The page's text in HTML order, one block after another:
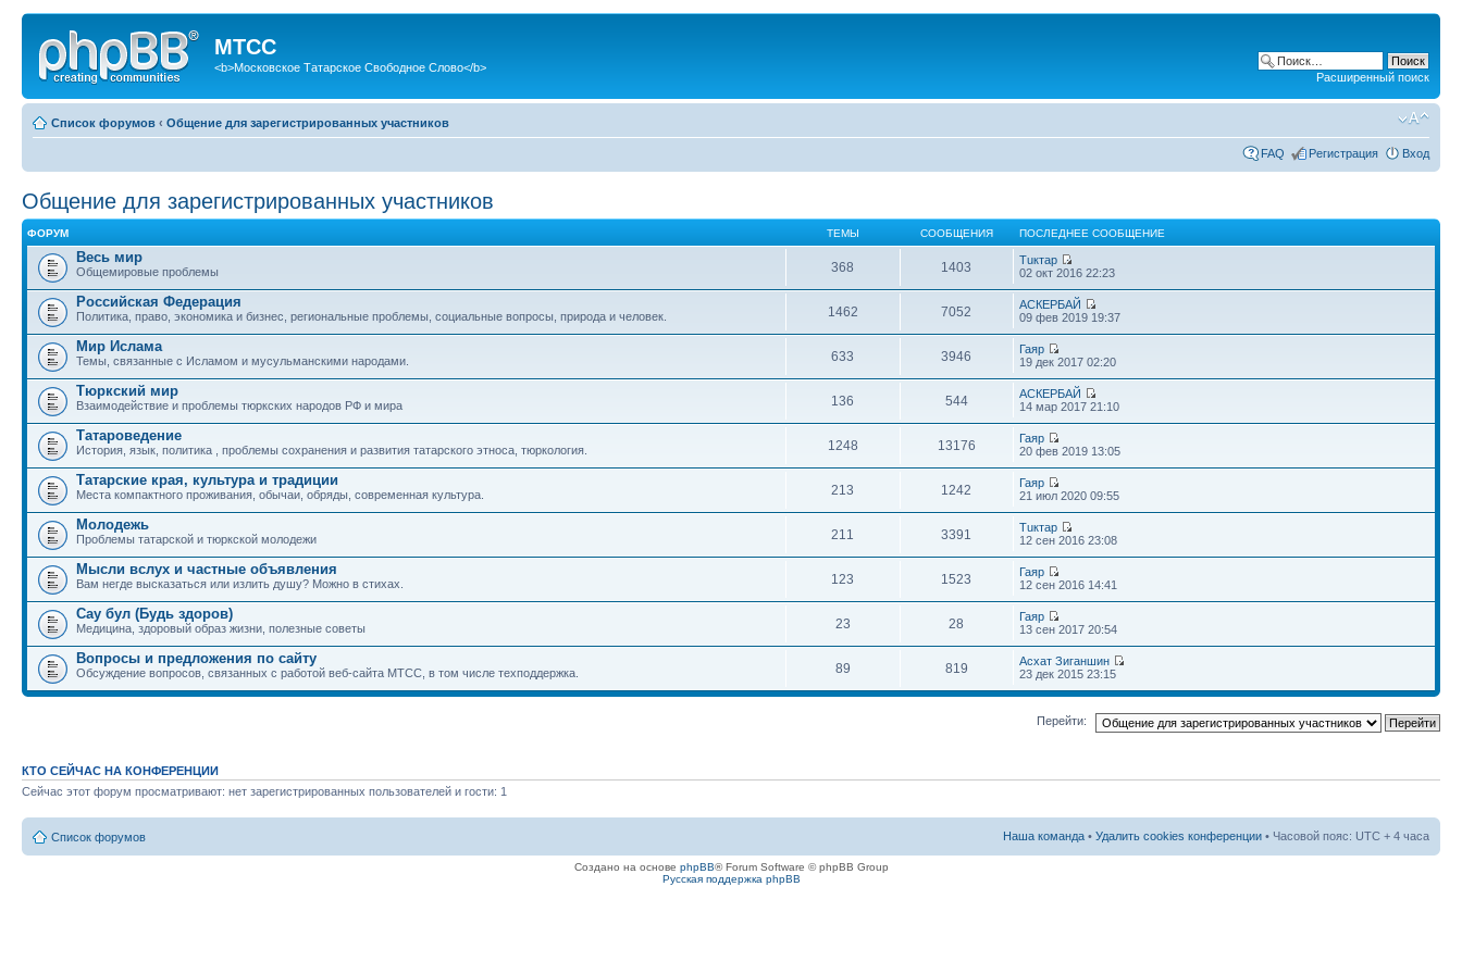
МТСС
<b>Московское Татарское Свободное Слово</b>
Расширенный поиск
Список форумов ‹ Общение для зарегистрированных участников
FAQ Регистрация Вход
Общение для зарегистрированных участников
ФОРУМ ТЕМЫ СООБЩЕНИЯ ПОСЛЕДНЕЕ СООБЩЕНИЕ
Весь мир
Общемировые проблемы 368 1403
Тuктар
02 окт 2016 22:23
Российская Федерация
Политика, право, экономика и бизнес, региональные проблемы, социальные вопросы, природа и человек. 1462 7052
АСКЕРБАЙ
09 фев 2019 19:37
Мир Ислама
Темы, связанные с Исламом и мусульманскими народами. 633 3946
Гаяр
19 дек 2017 02:20
Тюркский мир
Взаимодействие и проблемы тюркских народов РФ и мира 136 544
АСКЕРБАЙ
14 мар 2017 21:10
Татароведение
История, язык, политика , проблемы сохранения и развития татарского этноса, тюркология. 1248 13176
Гаяр
20 фев 2019 13:05
Татарские края, культура и традиции
Места компактного проживания, обычаи, обряды, современная культура. 213 1242
Гаяр
21 июл 2020 09:55
Молодежь
Проблемы татарской и тюркской молодежи 211 3391
Тuктар
12 сен 2016 23:08
Мысли вслух и частные объявления
Вам негде высказаться или излить душу? Можно в стихах. 123 1523
Гаяр
12 сен 2016 14:41
Сау бул (Будь здоров)
Медицина, здоровый образ жизни, полезные советы 23 28
Гаяр
13 сен 2017 20:54
Вопросы и предложения по сайту
Обсуждение вопросов, связанных с работой веб-сайта МТСС, в том числе техподдержка. 89 819
Асхат Зиганшин
23 дек 2015 23:15
Перейти:
КТО СЕЙЧАС НА КОНФЕРЕНЦИИ
Сейчас этот форум просматривают: нет зарегистрированных пользователей и гости: 1
Список форумов Наша команда • Удалить cookies конференции • Часовой пояс: UTC + 4 часа
Создано на основе phpBB® Forum Software © phpBB Group
Русская поддержка phpBB